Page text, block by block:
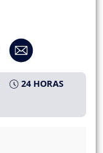
24 HORAS